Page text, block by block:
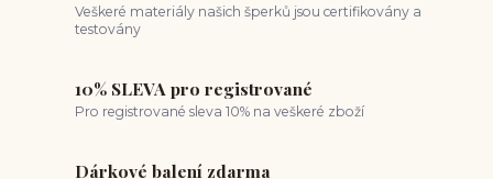
Veškeré materiály našich šperků jsou certifikovány a
testovány
10% SLEVA pro registrované
Pro registrované sleva 10% na veškeré zboží
Dárkové balení zdarma